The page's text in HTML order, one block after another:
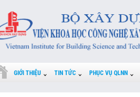
GIỚI THIỆU TIN TỨC PHỤC VỤ QLNN